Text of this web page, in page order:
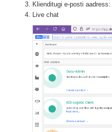
Klienditugi e-posti aadress:
Live chat